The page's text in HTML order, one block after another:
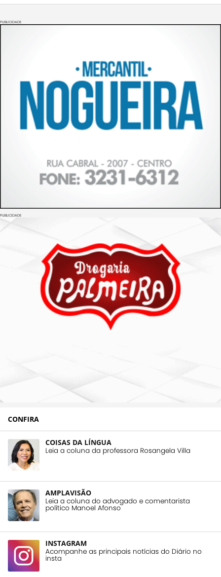
PUBLICIDADE
PUBLICIDADE
CONFIRA
COISAS DA LÍNGUA
Leia a coluna da professora Rosangela Villa
AMPLAVISÃO
Leia a coluna do advogado e comentarista
político Manoel Afonso
INSTAGRAM
Acompanhe as principais notícias do Diário no
insta